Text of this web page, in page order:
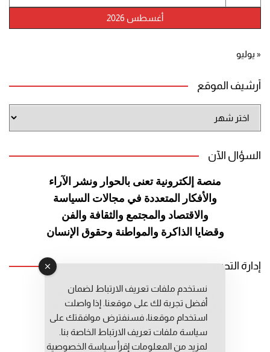
أغسطس 2026
« يوليو
أرشيف الموقع
الموقع
السؤال الآن
منصة إلكترونية تعنى بالحوار ونشر الآراء
والأفكار المتعددة في مجالات السياسة
والاقتصاد والمجتمع والثقافة والفن
وقضايا الذاكرة والمواطنة وحقوق الإنسان
إدارة التحرير
رئيس التحرير: عبد الرحيم التوراني
رئيس التحرير المساعد: المعطي قبال
مديرة التحرير: فاطمة حوحو
نستخدم ملفات تعريف الارتباط لضمان
أفضل تجربة لك على موقعنا. إذا واصلت
استخدام موقعنا، فسنفترض موافقتك على
سياسة ملفات تعريف الارتباط الخاصة بنا.
لمزيد من المعلومات إقرأ سياسة الخصوصية